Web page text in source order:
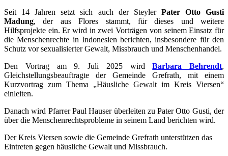
Seit 14 Jahren setzt sich auch der Steyler Pater Otto Gusti
Madung, der aus Flores stammt, für dieses und weitere
Hilfsprojekte ein. Er wird in zwei Vorträgen von seinem Einsatz für
die Menschenrechte in Indonesien berichten, insbesondere für den
Schutz vor sexualisierter Gewalt, Missbrauch und Menschenhandel.
Den Vortrag am 9. Juli 2025 wirdBarbara Behrendt,
Gleichstellungsbeauftragte der Gemeinde Grefrath, mit einem
Kurzvortrag zum Thema „Häusliche Gewalt im Kreis Viersen“
einleiten.
Danach wird Pfarrer Paul Hauser überleiten zu Pater Otto Gusti, der
über die Menschenrechtsprobleme in seinem Land berichten wird.
Der Kreis Viersen sowie die Gemeinde Grefrath unterstützen das
Eintreten gegen häusliche Gewalt und Missbrauch.